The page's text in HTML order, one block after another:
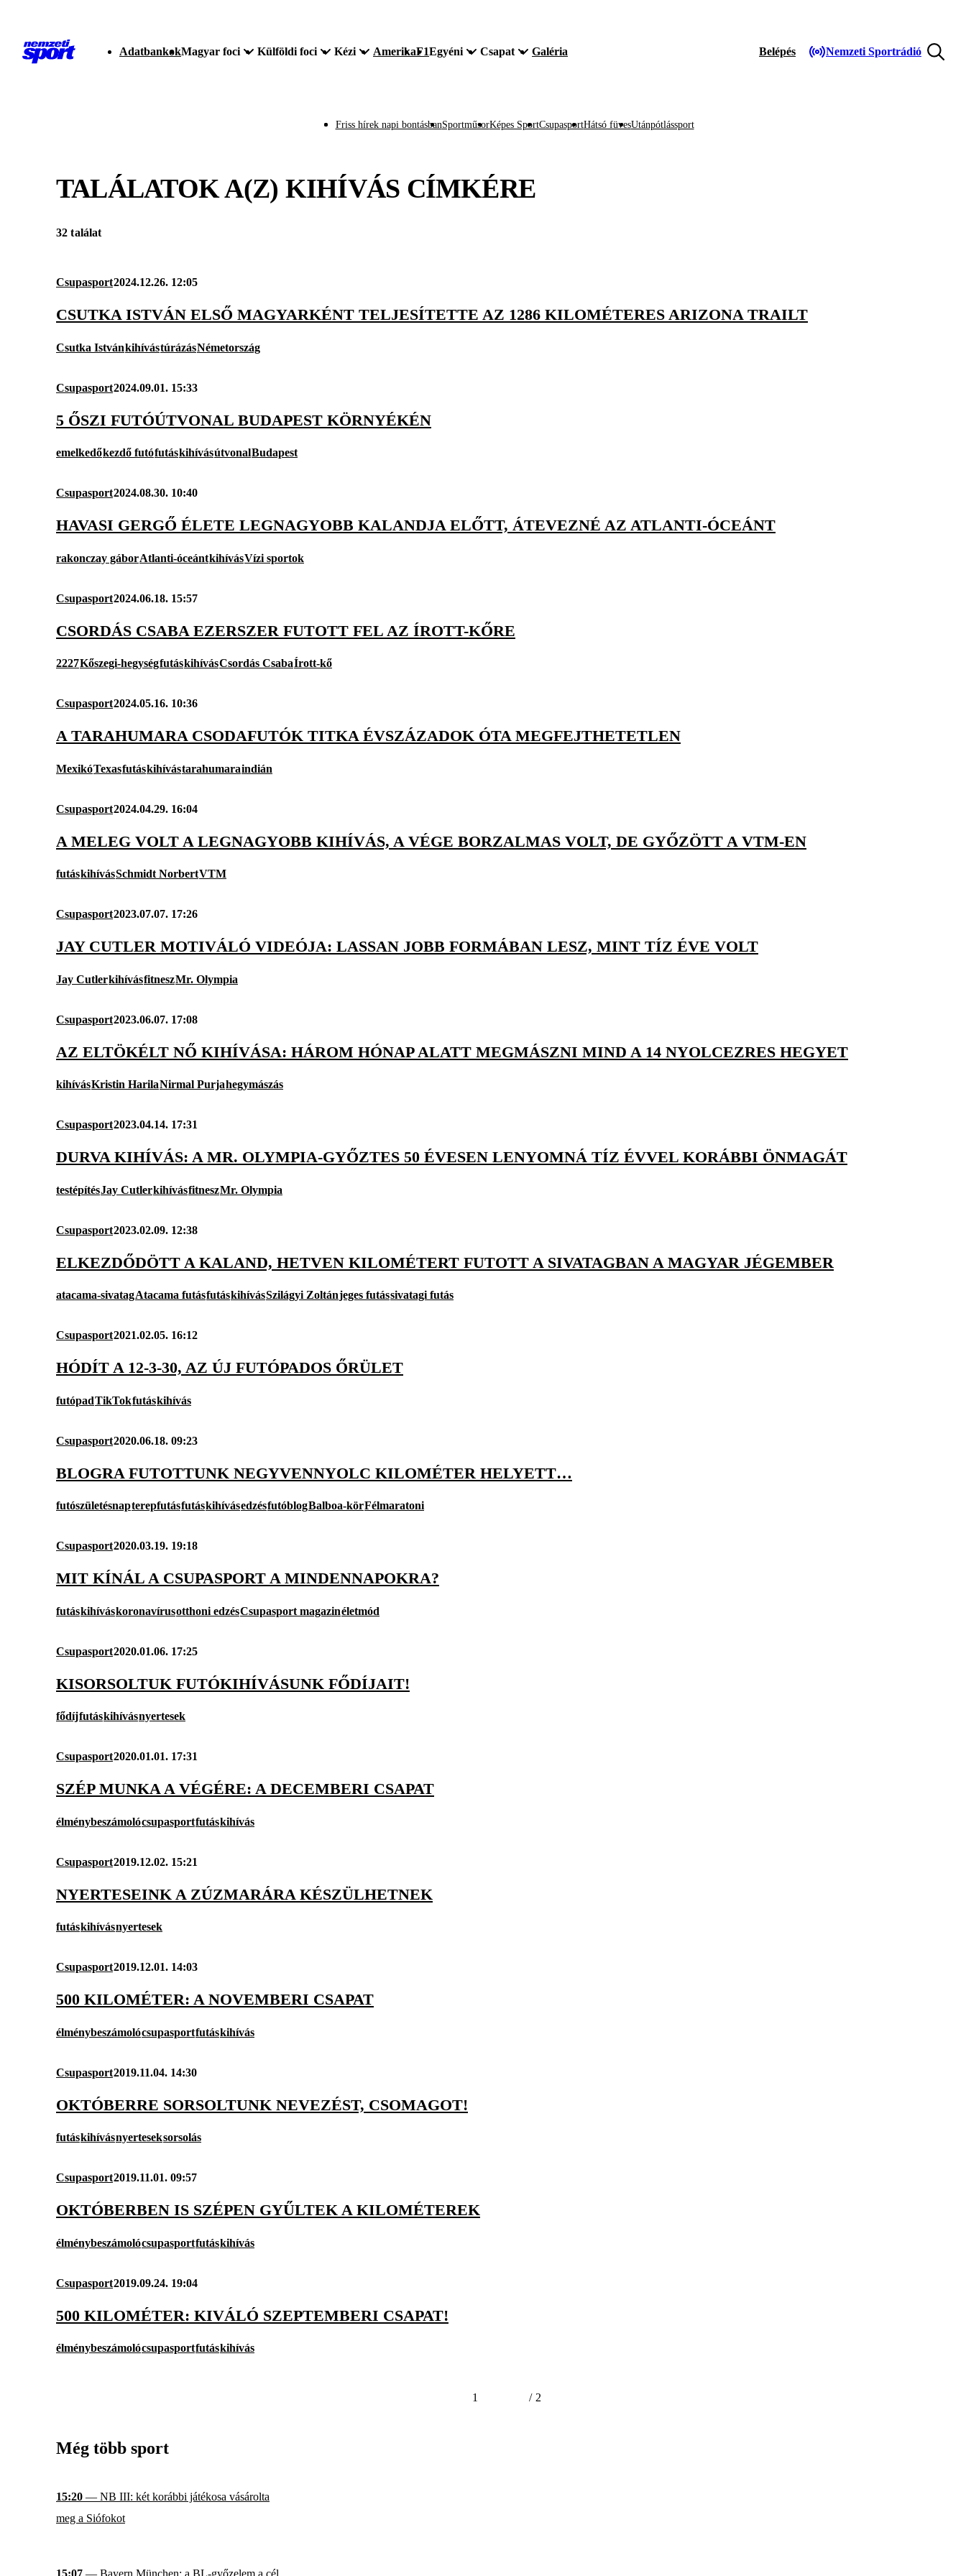
AdatbankokMagyar foci Külföldi foci Kézi AmerikaF1Egyéni Csapat Galéria Belépés Nemzeti Sportrádió
Friss hírek napi bontásbanSportműsorKépes SportCsupasportHátsó füvesUtánpótlássport
TALÁLATOK A(Z) KIHÍVÁS CÍMKÉRE
32 találat
Csupasport2024.12.26. 12:05
CSUTKA ISTVÁN ELSŐ MAGYARKÉNT TELJESÍTETTE AZ 1286 KILOMÉTERES ARIZONA TRAILT
Csutka IstvánkihívástúrázásNémetország
Csupasport2024.09.01. 15:33
5 ŐSZI FUTÓÚTVONAL BUDAPEST KÖRNYÉKÉN
emelkedőkezdő futófutáskihívásútvonalBudapest
Csupasport2024.08.30. 10:40
HAVASI GERGŐ ÉLETE LEGNAGYOBB KALANDJA ELŐTT, ÁTEVEZNÉ AZ ATLANTI-ÓCEÁNT
rakonczay gáborAtlanti-óceántkihívásVízi sportok
Csupasport2024.06.18. 15:57
CSORDÁS CSABA EZERSZER FUTOTT FEL AZ ÍROTT-KŐRE
2227Kőszegi-hegységfutáskihívásCsordás CsabaÍrott-kő
Csupasport2024.05.16. 10:36
A TARAHUMARA CSODAFUTÓK TITKA ÉVSZÁZADOK ÓTA MEGFEJTHETETLEN
MexikóTexasfutáskihívástarahumaraindián
Csupasport2024.04.29. 16:04
A MELEG VOLT A LEGNAGYOBB KIHÍVÁS, A VÉGE BORZALMAS VOLT, DE GYŐZÖTT A VTM-EN
futáskihívásSchmidt NorbertVTM
Csupasport2023.07.07. 17:26
JAY CUTLER MOTIVÁLÓ VIDEÓJA: LASSAN JOBB FORMÁBAN LESZ, MINT TÍZ ÉVE VOLT
Jay CutlerkihívásfitneszMr. Olympia
Csupasport2023.06.07. 17:08
AZ ELTÖKÉLT NŐ KIHÍVÁSA: HÁROM HÓNAP ALATT MEGMÁSZNI MIND A 14 NYOLCEZRES HEGYET
kihívásKristin HarilaNirmal Purjahegymászás
Csupasport2023.04.14. 17:31
DURVA KIHÍVÁS: A MR. OLYMPIA-GYŐZTES 50 ÉVESEN LENYOMNÁ TÍZ ÉVVEL KORÁBBI ÖNMAGÁT
testépítésJay CutlerkihívásfitneszMr. Olympia
Csupasport2023.02.09. 12:38
ELKEZDŐDÖTT A KALAND, HETVEN KILOMÉTERT FUTOTT A SIVATAGBAN A MAGYAR JÉGEMBER
atacama-sivatagAtacama futásfutáskihívásSzilágyi Zoltánjeges futássivatagi futás
Csupasport2021.02.05. 16:12
HÓDÍT A 12-3-30, AZ ÚJ FUTÓPADOS ŐRÜLET
futópadTikTokfutáskihívás
Csupasport2020.06.18. 09:23
BLOGRA FUTOTTUNK NEGYVENNYOLC KILOMÉTER HELYETT…
futószületésnapterepfutásfutáskihívásedzésfutóblogBalboa-körFélmaratoni
Csupasport2020.03.19. 19:18
MIT KÍNÁL A CSUPASPORT A MINDENNAPOKRA?
futáskihíváskoronavírusotthoni edzésCsupasport magazinéletmód
Csupasport2020.01.06. 17:25
KISORSOLTUK FUTÓKIHÍVÁSUNK FŐDÍJAIT!
fődíjfutáskihívásnyertesek
Csupasport2020.01.01. 17:31
SZÉP MUNKA A VÉGÉRE: A DECEMBERI CSAPAT
élménybeszámolócsupasportfutáskihívás
Csupasport2019.12.02. 15:21
NYERTESEINK A ZÚZMARÁRA KÉSZÜLHETNEK
futáskihívásnyertesek
Csupasport2019.12.01. 14:03
500 KILOMÉTER: A NOVEMBERI CSAPAT
élménybeszámolócsupasportfutáskihívás
Csupasport2019.11.04. 14:30
OKTÓBERRE SORSOLTUNK NEVEZÉST, CSOMAGOT!
futáskihívásnyerteseksorsolás
Csupasport2019.11.01. 09:57
OKTÓBERBEN IS SZÉPEN GYŰLTEK A KILOMÉTEREK
élménybeszámolócsupasportfutáskihívás
Csupasport2019.09.24. 19:04
500 KILOMÉTER: KIVÁLÓ SZEPTEMBERI CSAPAT!
élménybeszámolócsupasportfutáskihívás
1 / 2
Még több sport
15:20 — NB III: két korábbi játékosa vásárolta
meg a Siófokot
15:07 — Bayern München: a BL-győzelem a cél